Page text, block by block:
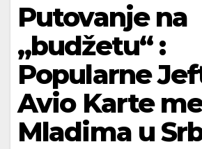
Putovanje na
„budžetu“ :
Popularne
Avio Karte
Mladima u